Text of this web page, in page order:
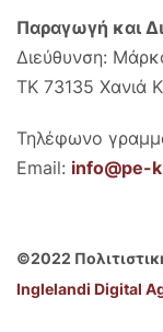
Παραγωγή και
Διεύθυνση:
ΤΚ 73135 Χανιά
Τηλέφωνο
Email: info@pe-
©2022
Inglelandi Digital